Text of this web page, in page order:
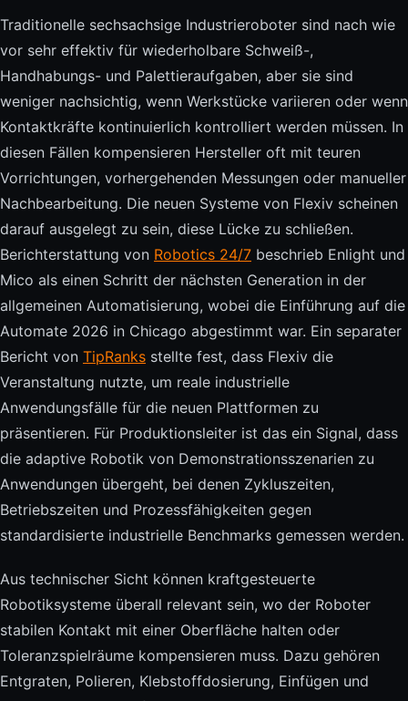
Traditionelle sechsachsige Industrieroboter sind nach wie
vor sehr effektiv für wiederholbare Schweiß-,
Handhabungs- und Palettieraufgaben, aber sie sind
weniger nachsichtig, wenn Werkstücke variieren oder wenn
Kontaktkräfte kontinuierlich kontrolliert werden müssen. In
diesen Fällen kompensieren Hersteller oft mit teuren
Vorrichtungen, vorhergehenden Messungen oder manueller
Nachbearbeitung. Die neuen Systeme von Flexiv scheinen
darauf ausgelegt zu sein, diese Lücke zu schließen.
Berichterstattung von Robotics 24/7 beschrieb Enlight und
Mico als einen Schritt der nächsten Generation in der
allgemeinen Automatisierung, wobei die Einführung auf die
Automate 2026 in Chicago abgestimmt war. Ein separater
Bericht von TipRanks stellte fest, dass Flexiv die
Veranstaltung nutzte, um reale industrielle
Anwendungsfälle für die neuen Plattformen zu
präsentieren. Für Produktionsleiter ist das ein Signal, dass
die adaptive Robotik von Demonstrationsszenarien zu
Anwendungen übergeht, bei denen Zykluszeiten,
Betriebszeiten und Prozessfähigkeiten gegen
standardisierte industrielle Benchmarks gemessen werden.
Aus technischer Sicht können kraftgesteuerte
Robotiksysteme überall relevant sein, wo der Roboter
stabilen Kontakt mit einer Oberfläche halten oder
Toleranzspielräume kompensieren muss. Dazu gehören
Entgraten, Polieren, Klebstoffdosierung, Einfügen und